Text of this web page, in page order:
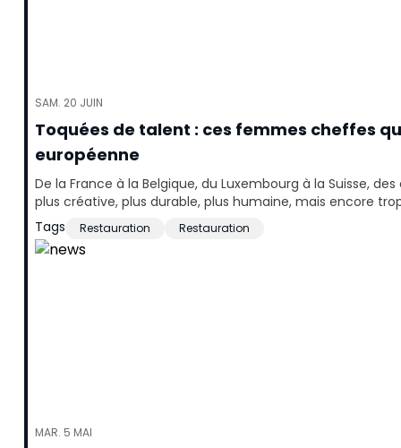
SAM. 20 JUIN
Toquées de talent : ces femmes cheffes
européenne
De la France à la Belgique, du Luxembourg à la Suisse,
plus créative, plus durable, plus humaine, mais encore
Tags
Restauration Restauration
MAR. 5 MAI